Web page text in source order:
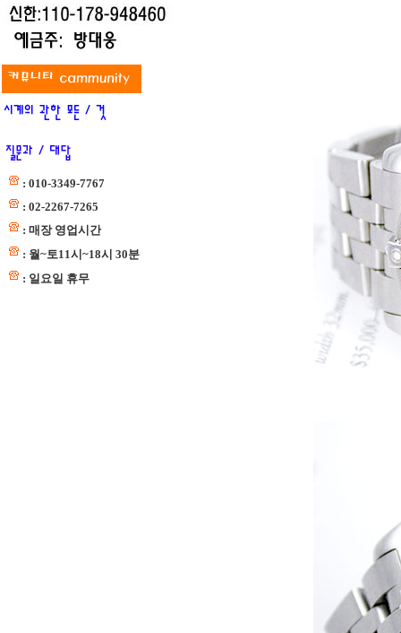
: 010-3349-7767
: 02-2267-7265
: 매장 영업시간
: 월~토11시~18시 30분
: 일요일 휴무